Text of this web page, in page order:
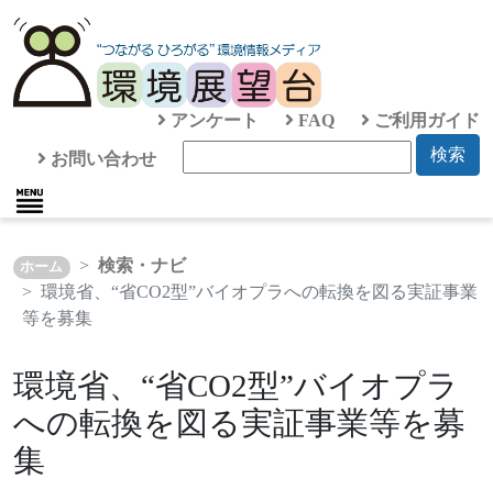
アンケート FAQ ご利用ガイド
お問い合わせ 検索
ホーム
検索・ナビ
環境省、“省CO2型”バイオプラへの転換を図る実証事業
等を募集
環境省、“省CO2型”バイオプラ
への転換を図る実証事業等を募
集